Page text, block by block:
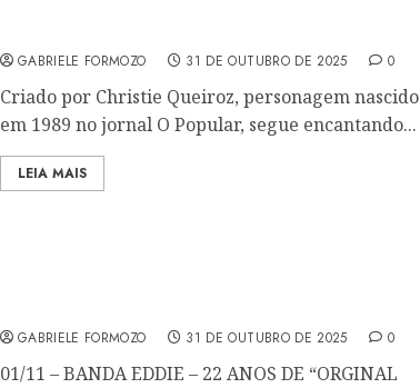
GABRIELE FORMOZO 31 DE OUTUBRO DE 2025 0
Criado por Christie Queiroz, personagem nascido
em 1989 no jornal O Popular, segue encantando...
LEIA MAIS
GABRIELE FORMOZO 31 DE OUTUBRO DE 2025 0
01/11 – BANDA EDDIE – 22 ANOS DE “ORGINAL